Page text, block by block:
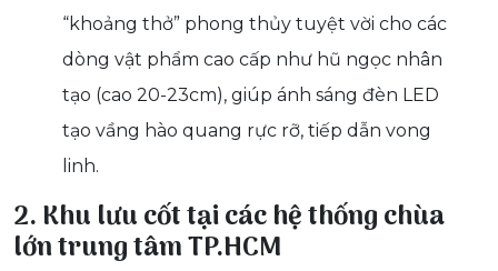
“khoảng thở” phong thủy tuyệt vời cho các
dòng vật phẩm cao cấp như hũ ngọc nhân
tạo (cao 20-23cm), giúp ánh sáng đèn LED
tạo vầng hào quang rực rỡ, tiếp dẫn vong
linh.
2. Khu lưu cốt tại các hệ thống chùa
lớn trung tâm TP.HCM